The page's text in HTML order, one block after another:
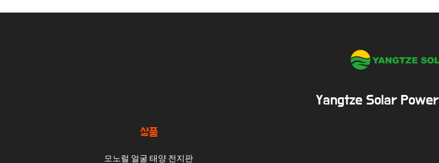
Yangtze Solar
상품
모노럴 얼굴 태양 전지판